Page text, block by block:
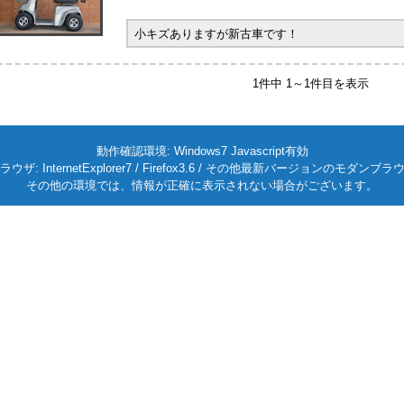
小キズありますが新古車です！
1件中 1～1件目を表示
動作確認環境: Windows7 Javascript有効
ウザ: InternetExplorer7 / Firefox3.6 / その他最新バージョンのモダンブラ
その他の環境では、情報が正確に表示されない場合がございます。